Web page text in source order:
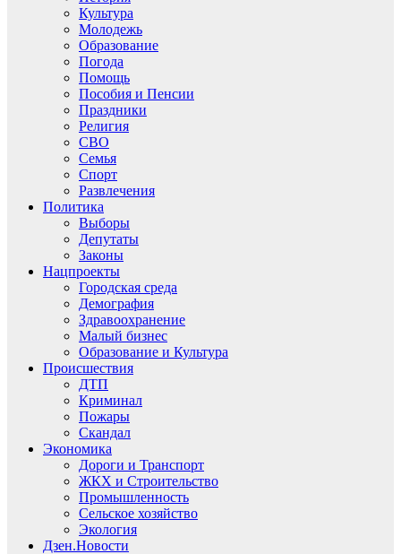
Культура
Молодежь
Образование
Погода
Помощь
Пособия и Пенсии
Праздники
Религия
СВО
Семья
Спорт
Развлечения
Политика
Выборы
Депутаты
Законы
Нацпроекты
Городская среда
Демография
Здравоохранение
Малый бизнес
Образование и Культура
Происшествия
ДТП
Криминал
Пожары
Скандал
Экономика
Дороги и Транспорт
ЖКХ и Строительство
Промышленность
Сельское хозяйство
Экология
Дзен.Новости